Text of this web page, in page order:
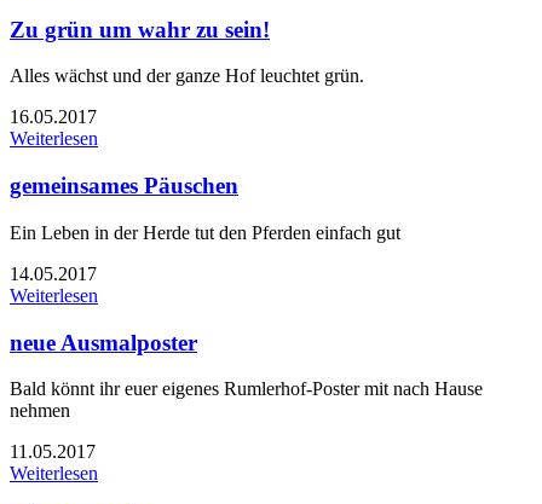
Zu grün um wahr zu sein!
Alles wächst und der ganze Hof leuchtet grün.
16.05.2017
Weiterlesen
gemeinsames Päuschen
Ein Leben in der Herde tut den Pferden einfach gut
14.05.2017
Weiterlesen
neue Ausmalposter
Bald könnt ihr euer eigenes Rumlerhof-Poster mit nach Hause
nehmen
11.05.2017
Weiterlesen